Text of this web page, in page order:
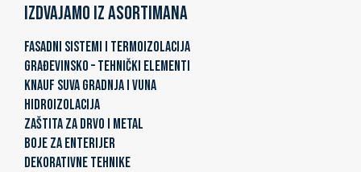
Izdvajamo iz asortimana
FASADNI SISTEMI I TERMOIZOLACIJA
GRAĐEVINSKO – TEHNIČKI ELEMENTI
KNAUF SUVA GRADNJA I VUNA
HIDROIZOLACIJA
ZAŠTITA ZA DRVO I METAL
BOJE ZA ENTERIJER
DEKORATIVNE TEHNIKE